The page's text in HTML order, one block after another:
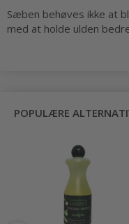
Sæben behøves ikke at
med at holde ulden
POPULÆRE